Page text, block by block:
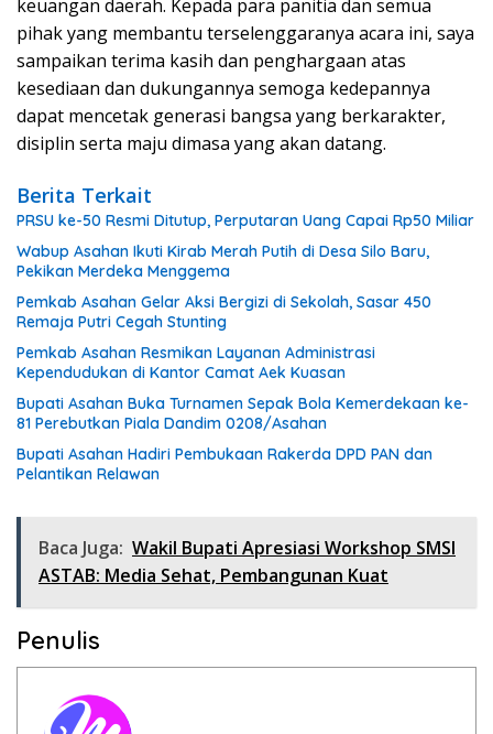
keuangan daerah. Kepada para panitia dan semua
pihak yang membantu terselenggaranya acara ini, saya
sampaikan terima kasih dan penghargaan atas
kesediaan dan dukungannya semoga kedepannya
dapat mencetak generasi bangsa yang berkarakter,
disiplin serta maju dimasa yang akan datang.
Berita Terkait
PRSU ke-50 Resmi Ditutup, Perputaran Uang Capai Rp50 Miliar
Wabup Asahan Ikuti Kirab Merah Putih di Desa Silo Baru,
Pekikan Merdeka Menggema
Pemkab Asahan Gelar Aksi Bergizi di Sekolah, Sasar 450
Remaja Putri Cegah Stunting
Pemkab Asahan Resmikan Layanan Administrasi
Kependudukan di Kantor Camat Aek Kuasan
Bupati Asahan Buka Turnamen Sepak Bola Kemerdekaan ke-
81 Perebutkan Piala Dandim 0208/Asahan
Bupati Asahan Hadiri Pembukaan Rakerda DPD PAN dan
Pelantikan Relawan
Baca Juga: Wakil Bupati Apresiasi Workshop SMSI
ASTAB: Media Sehat, Pembangunan Kuat
Penulis